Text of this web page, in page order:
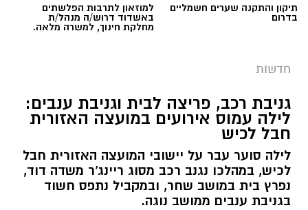
תיקון והתקנה שערים חשמליים
בדרום
למוזאון לתרבות הפלשתים
באשדוד דרוש/ה מנהל/ת
מחלקת חינוך, למשרה מלאה.
חדשות
גניבת רכב, פריצה לבית וגניבת ענבים:
לילה עמוס אירועים במועצה האזורית
חבל לכיש
לילה סוער עבר על יישובי המועצה האזורית חבל
לכיש, במהלכו נגנב רכב מסוג ריינג'ר משדה דוד,
נפרץ בית במושב שחר, ובמקביל נתפס חשוד
בגניבת ענבים ממושב נוגה.